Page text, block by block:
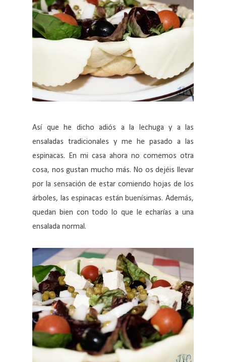
Así que he dicho adiós a la lechuga y a las
ensaladas tradicionales y me he pasado a las
espinacas. En mi casa ahora no comemos otra
cosa, nos gustan mucho más. No os dejéis llevar
por la sensación de estar comiendo hojas de los
árboles, las espinacas están buenísimas. Además,
quedan bien con todo lo que le echarías a una
ensalada normal.